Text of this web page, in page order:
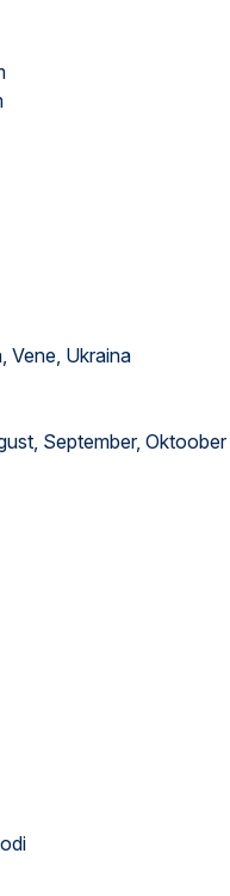
Vene, Ukraina
September, Oktoober